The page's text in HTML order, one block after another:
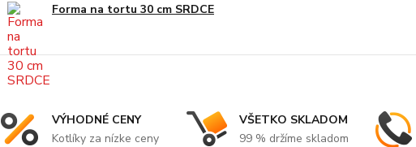
Forma na tortu 30 cm SRDCE
VÝHODNÉ CENY
Kotlíky za nízke ceny
VŠETKO SKLADOM
99 % držíme skladom